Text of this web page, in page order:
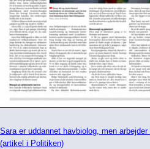
Sara er uddannet havbiolog, men
(artikel i Politiken)